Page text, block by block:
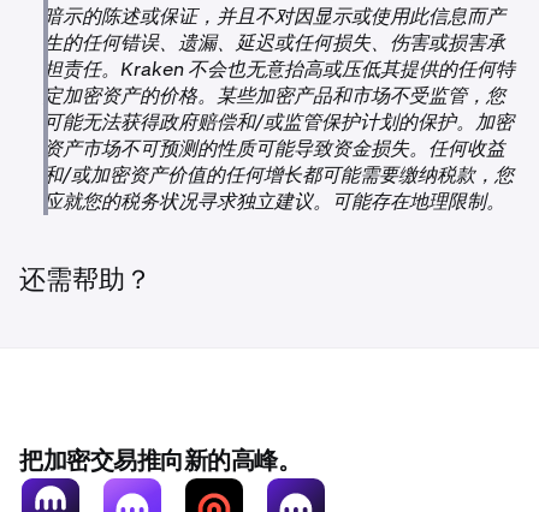
暗示的陈述或保证，并且不对因显示或使用此信息而产
生的任何错误、遗漏、延迟或任何损失、伤害或损害承
担责任。Kraken 不会也无意抬高或压低其提供的任何特
定加密资产的价格。某些加密产品和市场不受监管，您
可能无法获得政府赔偿和/或监管保护计划的保护。加密
资产市场不可预测的性质可能导致资金损失。任何收益
和/或加密资产价值的任何增长都可能需要缴纳税款，您
应就您的税务状况寻求独立建议。可能存在地理限制。
还需帮助？
把加密交易推向新的高峰。